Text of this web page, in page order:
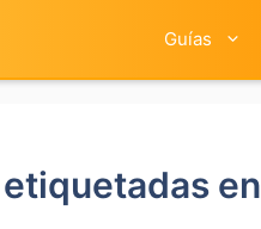
Guías
en